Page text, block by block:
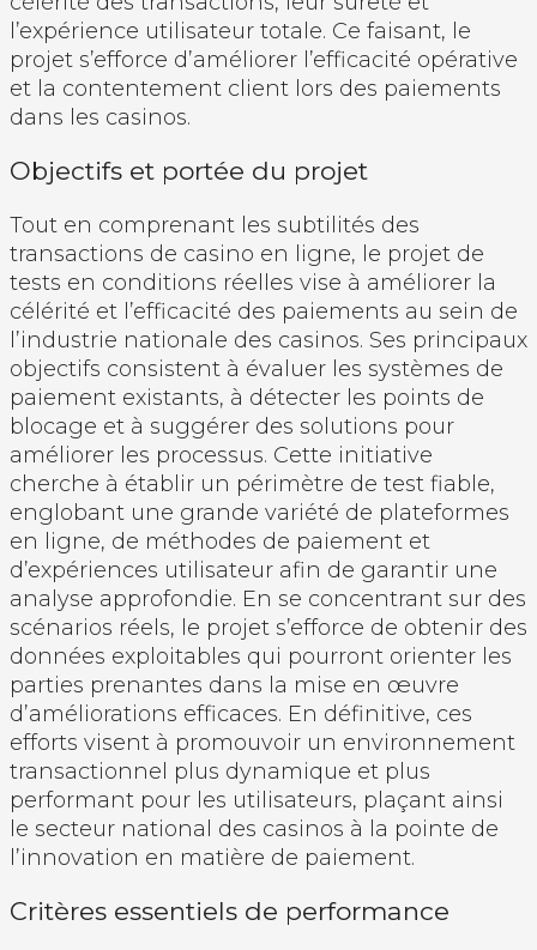
l’expérience utilisateur totale. Ce faisant, le
projet s’efforce d’améliorer l’efficacité opérative
et la contentement client lors des paiements
dans les casinos.
Objectifs et portée du projet
Tout en comprenant les subtilités des
transactions de casino en ligne, le projet de
tests en conditions réelles vise à améliorer la
célérité et l’efficacité des paiements au sein de
l’industrie nationale des casinos. Ses principaux
objectifs consistent à évaluer les systèmes de
paiement existants, à détecter les points de
blocage et à suggérer des solutions pour
améliorer les processus. Cette initiative
cherche à établir un périmètre de test fiable,
englobant une grande variété de plateformes
en ligne, de méthodes de paiement et
d’expériences utilisateur afin de garantir une
analyse approfondie. En se concentrant sur des
scénarios réels, le projet s’efforce de obtenir des
données exploitables qui pourront orienter les
parties prenantes dans la mise en œuvre
d’améliorations efficaces. En définitive, ces
efforts visent à promouvoir un environnement
transactionnel plus dynamique et plus
performant pour les utilisateurs, plaçant ainsi
le secteur national des casinos à la pointe de
l’innovation en matière de paiement.
Critères essentiels de performance